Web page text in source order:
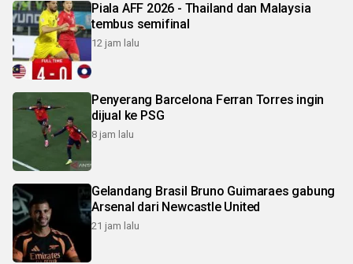
Piala AFF 2026 - Thailand dan Malaysia
tembus semifinal
12 jam lalu
Penyerang Barcelona Ferran Torres ingin
dijual ke PSG
8 jam lalu
Gelandang Brasil Bruno Guimaraes gabung
Arsenal dari Newcastle United
21 jam lalu